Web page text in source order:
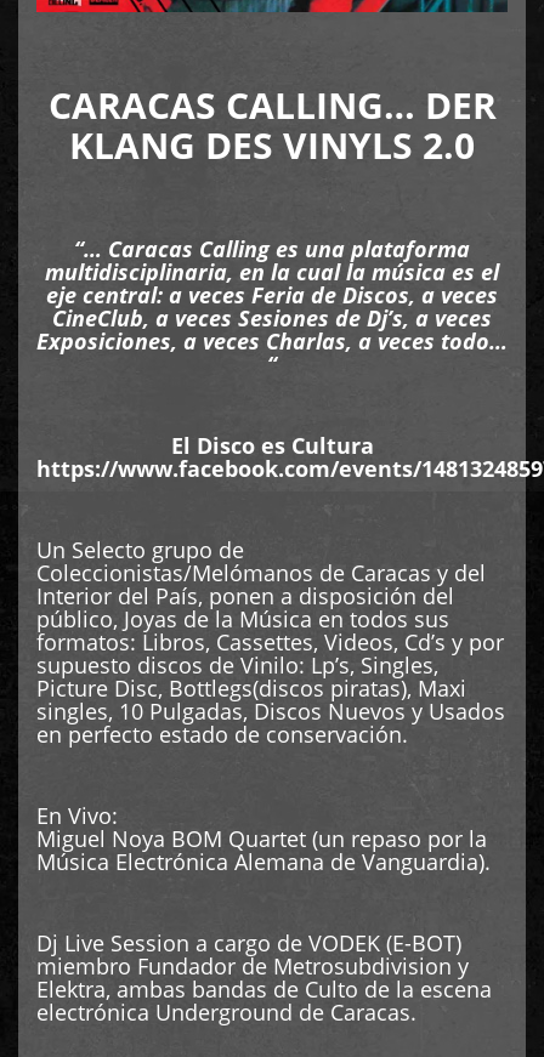
CARACAS CALLING… DER
KLANG DES VINYLS 2.0
“… Caracas Calling es una plataforma
multidisciplinaria, en la cual la música es el
eje central: a veces Feria de Discos, a veces
CineClub, a veces Sesiones de Dj’s, a veces
Exposiciones, a veces Charlas, a veces todo…
“
El Disco es Cultura
https://www.facebook.com/events/
Un Selecto grupo de
Coleccionistas/Melómanos de Caracas y del
Interior del País, ponen a disposición del
público, Joyas de la Música en todos sus
formatos: Libros, Cassettes, Videos, Cd’s y por
supuesto discos de Vinilo: Lp’s, Singles,
Picture Disc, Bottlegs(discos piratas), Maxi
singles, 10 Pulgadas, Discos Nuevos y Usados
en perfecto estado de conservación.
En Vivo:
Miguel Noya BOM Quartet (un repaso por la
Música Electrónica Alemana de Vanguardia).
Dj Live Session a cargo de VODEK (E-BOT)
miembro Fundador de Metrosubdivision y
Elektra, ambas bandas de Culto de la escena
electrónica Underground de Caracas.